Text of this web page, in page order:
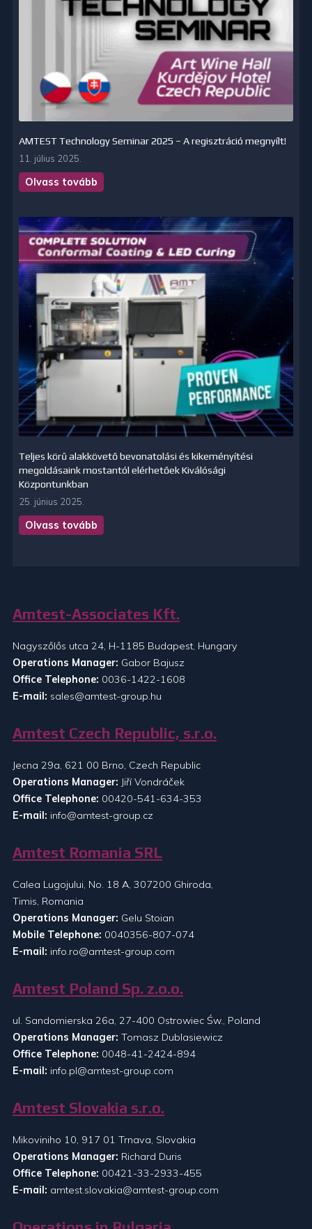
AMTEST Technology Seminar 2025 – A regisztráció megnyílt!
11. július 2025.
Olvass tovább
Teljes körű alakkövető bevonatolási és kikeményítési
megoldásaink mostantól elérhetőek Kiválósági
Központunkban
25. június 2025.
Olvass tovább
Amtest-Associates Kft.
Nagyszőlős utca 24, H-1185 Budapest, Hungary
Operations Manager: Gabor Bajusz
Office Telephone: 0036-1422-1608
E-mail: sales@amtest-group.hu
Amtest Czech Republic, s.r.o.
Jecna 29a, 621 00 Brno, Czech Republic
Operations Manager: Jiří Vondráček
Office Telephone: 00420-541-634-353
E-mail: info@amtest-group.cz
Amtest Romania SRL
Calea Lugojului, No. 18 A, 307200 Ghiroda,
Timis, Romania
Operations Manager: Gelu Stoian
Mobile Telephone: 0040356-807-074
E-mail: info.ro@amtest-group.com
Amtest Poland Sp. z.o.o.
ul. Sandomierska 26a, 27-400 Ostrowiec Św., Poland
Operations Manager: Tomasz Dublasiewicz
Office Telephone: 0048-41-2424-894
E-mail: info.pl@amtest-group.com
Amtest Slovakia s.r.o.
Mikoviniho 10, 917 01 Trnava, Slovakia
Operations Manager: Richard Duris
Office Telephone: 00421-33-2933-455
E-mail: amtest.slovakia@amtest-group.com